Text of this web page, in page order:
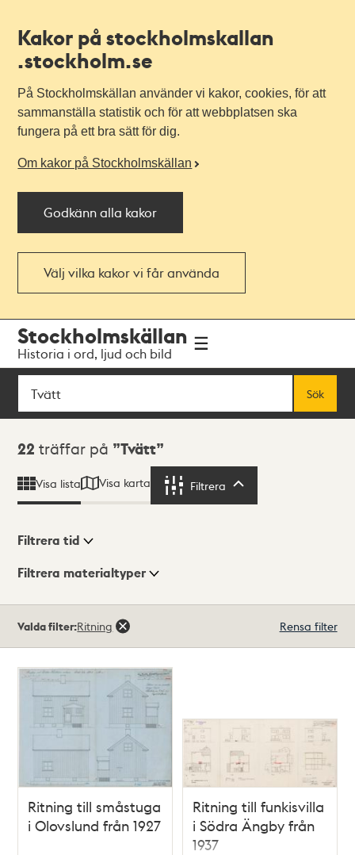
Kakor på stockholmskallan
.stockholm.se
På Stockholmskällan använder vi kakor, cookies, för att
sammanställa statistik och för att webbplatsen ska
fungera på ett bra sätt för dig.
Om kakor på Stockholmskällan
Godkänn alla kakor
Välj vilka kakor vi får använda
navigationen
huvudinnehållet
Stockholmskällan
Historia i ord, ljud och bild
Sök
Sök
Sökresultat
22 träffar på Tvätt
Visa lista Visa karta Filtrera
Visningsläge
Filtrera tid
Filtrera materialtyper
träffar
Valda filter:Ritning Rensa filter
Ritning till småstuga
i Olovslund från 1927
Ritning till funkisvilla
i Södra Ängby från
1937